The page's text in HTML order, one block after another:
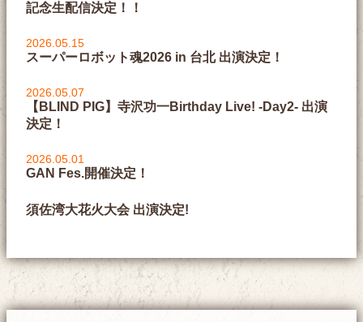
記念生配信決定！！
2026.05.15
スーパーロボット魂2026 in 台北 出演決定！
2026.05.07
【BLIND PIG】寺沢功一Birthday Live! -Day2- 出演
決定！
2026.05.01
GAN Fes.開催決定！
須佐湾大花火大会 出演決定!